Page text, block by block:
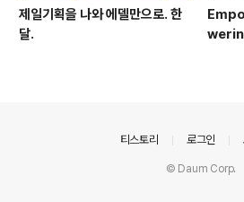
제일기획을 나와 에델만으로. 한
달.
티스토리 로그인
© Daum Corp.